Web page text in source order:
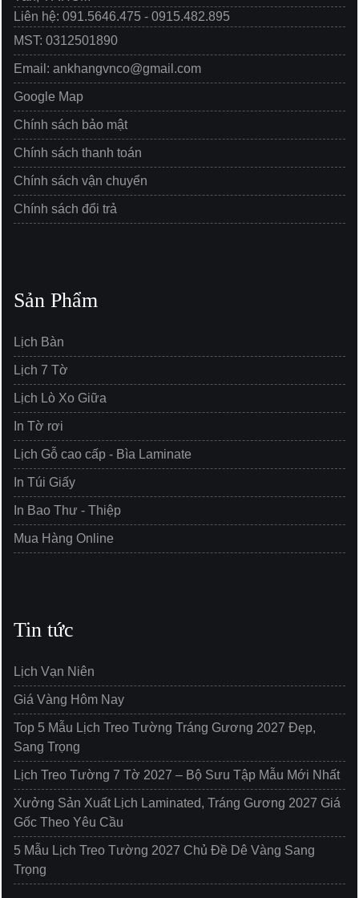
Liên hệ: 091.5646.475 - 0915.482.895
MST: 0312501890
Email: ankhangvnco@gmail.com
Google Map
Chính sách bảo mật
Chính sách thanh toán
Chính sách vận chuyển
Chính sách đổi trả
Sản Phẩm
Lịch Bàn
Lịch 7 Tờ
Lịch Lò Xo Giữa
In Tờ rơi
Lịch Gỗ cao cấp - Bìa Laminate
In Túi Giấy
In Bao Thư - Thiệp
Mua Hàng Online
Tin tức
Lịch Vạn Niên
Giá Vàng Hôm Nay
Top 5 Mẫu Lịch Treo Tường Tráng Gương 2027 Đẹp,
Sang Trọng
Lịch Treo Tường 7 Tờ 2027 – Bộ Sưu Tập Mẫu Mới Nhất
Xưởng Sản Xuất Lịch Laminated, Tráng Gương 2027 Giá
Gốc Theo Yêu Cầu
5 Mẫu Lịch Treo Tường 2027 Chủ Đề Dê Vàng Sang
Trọng